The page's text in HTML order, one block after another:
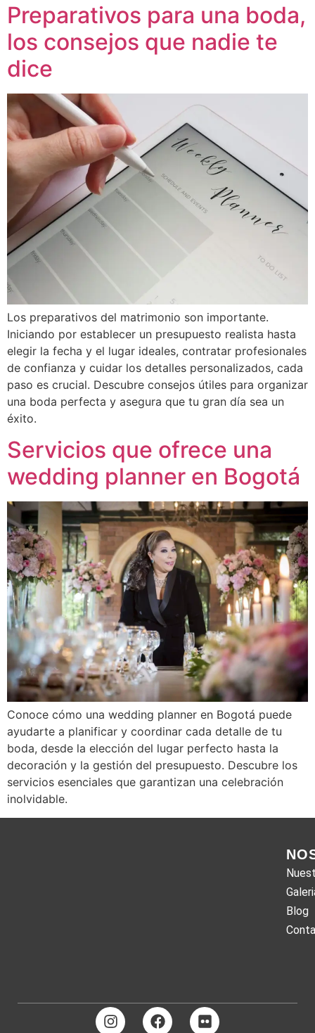
Preparativos para una boda,
los consejos que nadie te
dice
Los preparativos del matrimonio son importante.
Iniciando por establecer un presupuesto realista hasta
elegir la fecha y el lugar ideales, contratar profesionales
de confianza y cuidar los detalles personalizados, cada
paso es crucial. Descubre consejos útiles para organizar
una boda perfecta y asegura que tu gran día sea un
éxito.
Servicios que ofrece una
wedding planner en Bogotá
Conoce cómo una wedding planner en Bogotá puede
ayudarte a planificar y coordinar cada detalle de tu
boda, desde la elección del lugar perfecto hasta la
decoración y la gestión del presupuesto. Descubre los
servicios esenciales que garantizan una celebración
inolvidable.
Blog